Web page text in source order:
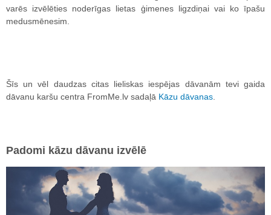
varēs izvēlēties noderīgas lietas ģimenes ligzdiņai vai ko īpašu
medusmēnesim.
Šīs un vēl daudzas citas lieliskas iespējas dāvanām tevi gaida
dāvanu karšu centra FromMe.lv sadaļā Kāzu dāvanas.
Padomi kāzu dāvanu izvēlē